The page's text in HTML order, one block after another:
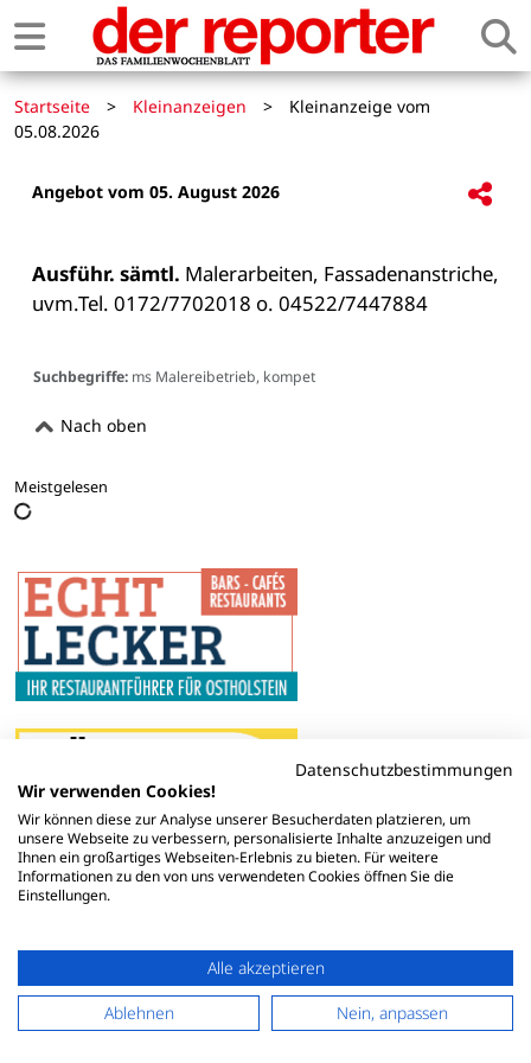
Startseite > Kleinanzeigen >
Kleinanzeige vom
05.08.2026
Angebot vom 05. August 2026
Ausführ. sämtl. Malerarbeiten, Fassadenanstriche,
uvm.Tel. 0172/7702018 o. 04522/7447884
Suchbegriffe: ms Malereibetrieb, kompet
Nach oben
Meistgelesen
Datenschutzbestimmungen
Wir verwenden Cookies!
Wir können diese zur Analyse unserer Besucherdaten platzieren, um
unsere Webseite zu verbessern, personalisierte Inhalte anzuzeigen und
Ihnen ein großartiges Webseiten-Erlebnis zu bieten. Für weitere
Informationen zu den von uns verwendeten Cookies öffnen Sie die
Einstellungen.
Alle akzeptieren
Ablehnen
Nein, anpassen